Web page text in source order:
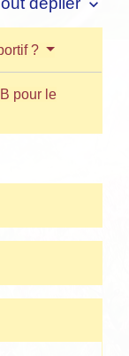
keyboard_arrow_down
?
pour le